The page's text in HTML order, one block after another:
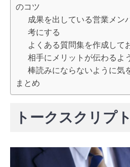
のコツ
成果を出している営業メン
考にする
よくある質問集を作成して
相手にメリットが伝わるよ
棒読みにならないように気
まとめ
トークスクリプ